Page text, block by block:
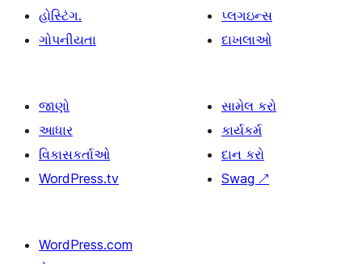
હોસ્ટિંગ.
ગોપનીયતા
પ્લગઇન્સ
દાખલાઓ
જાણો
આધાર
વિકાસકર્તાઓ
WordPress.tv
સામેલ કરો
કાર્યકર્મ
દાન કરો
Swag ↗
WordPress.com